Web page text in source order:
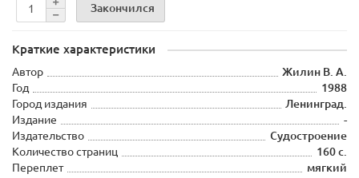
Закончился
Краткие характеристики
Автор
Жилин В. А.
Год
1988
Город издания
Ленинград.
Издание
-
Издательство
Судостроение
Количество страниц
160 с.
Переплет
мягкий